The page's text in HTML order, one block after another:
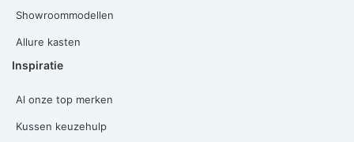
Showroommodellen
Allure kasten
Inspiratie
Al onze top merken
Kussen keuzehulp